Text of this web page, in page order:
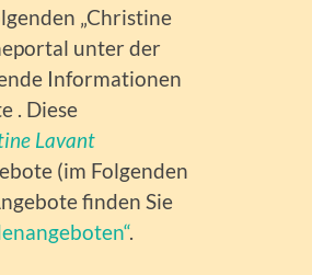
„Christine
unter der
Informationen
. Diese
Lavant
(im Folgenden
finden Sie
.